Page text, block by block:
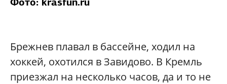
Брежнев плавал в бассейне, ходил на
хоккей, охотился в Завидово. В Кремль
приезжал на несколько часов, да и то не